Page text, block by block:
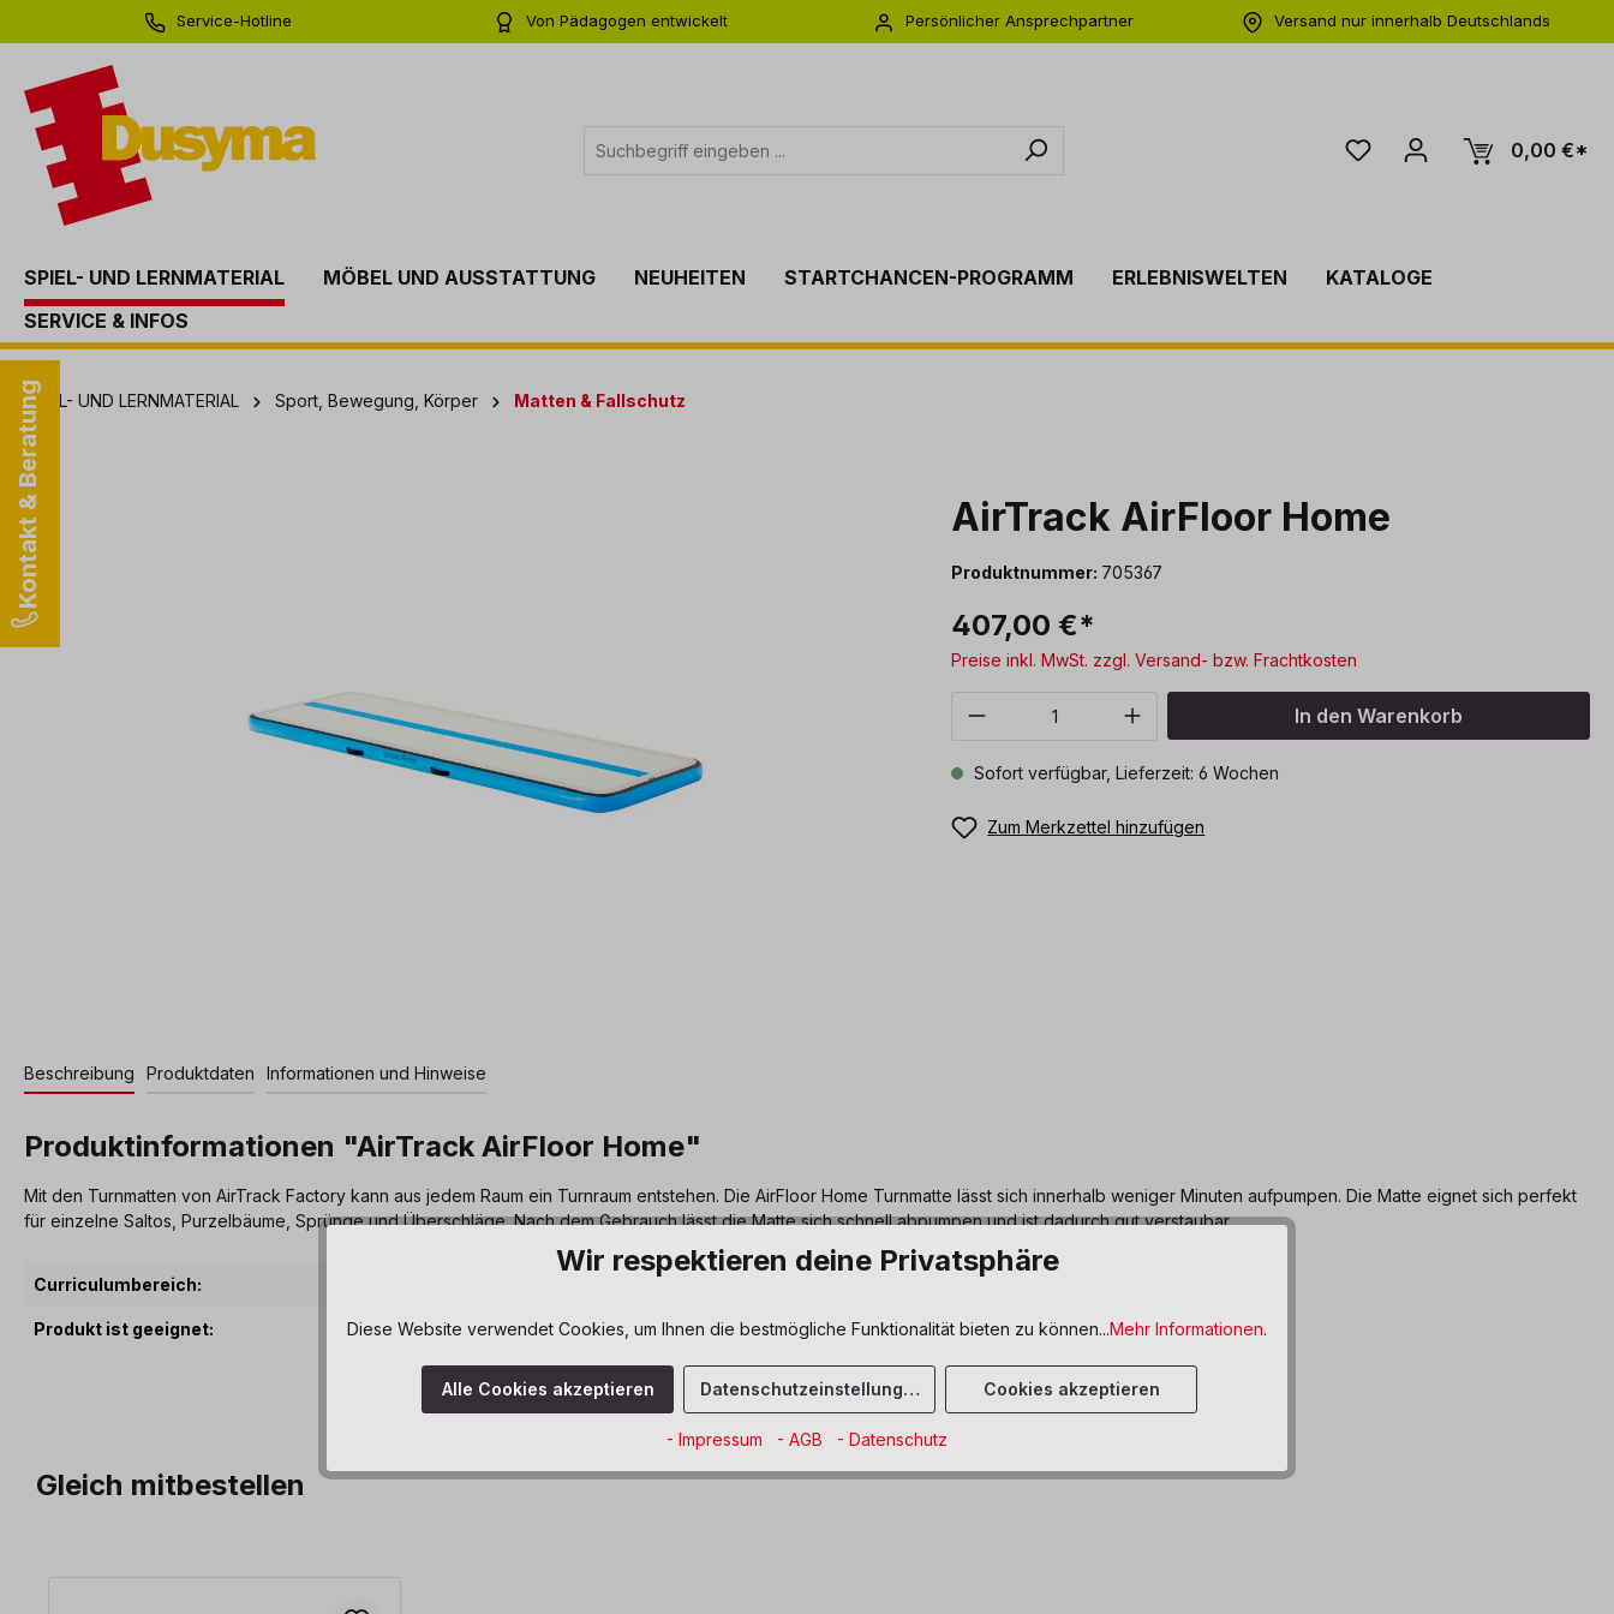
Zur Hauptnavigation springen
Service-Hotline
Von Pädagogen entwickelt
Persönlicher Ansprechpartner
Versand nur innerhalb Deutschlands
0,00 €*
SPIEL- UND LERNMATERIAL MÖBEL UND AUSSTATTUNG NEUHEITEN STARTCHANCEN-PROGRAMM ERLEBNISWELTEN
KATALOGE
SERVICE & INFOS
Kontakt & Beratung
SPIEL- UND LERNMATERIAL Sport, Bewegung, Körper Matten & Fallschutz
Bildergalerie überspringen AirTrack AirFloor Home
Produktnummer: 705367
407,00 €*
Preise inkl. MwSt. zzgl. Versand- bzw. Frachtkosten
Produkt Anzahl: Gib den gewünschten Wert
In den Warenkorb
Sofort verfügbar, Lieferzeit: 6 Wochen
Zum Merkzettel hinzufügen
Beschreibung Produktdaten Informationen und Hinweise
Produktinformationen "AirTrack AirFloor Home"
Mit den Turnmatten von AirTrack Factory kann aus jedem Raum ein Turnraum entstehen. Die AirFloor Home Turnmatte lässt sich innerhalb weniger Minuten aufpumpen. Die Matte eignet sich perfekt
für einzelne Saltos, Purzelbäume, Sprünge und Überschläge. Nach dem Gebrauch lässt die Matte sich schnell abpumpen und ist dadurch gut verstaubar.
Curriculumbereich:
Produkt ist geeignet: ab 3 Jahre
Gleich mitbestellen
Wir respektieren deine Privatsphäre
Diese Website verwendet Cookies, um Ihnen die bestmögliche Funktionalität bieten zu können...Mehr Informationen.
Alle Cookies akzeptieren Datenschutzeinstellungen Cookies akzeptieren
- Impressum - AGB - Datenschutz